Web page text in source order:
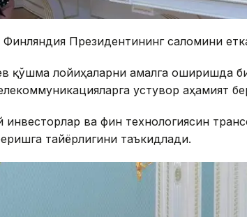
Финляндия Президентининг саломини
қўшма лойиҳаларни амалга оширишда
устувор аҳамият
ва фин технологиясин
тайёрлигини таъкидлади.